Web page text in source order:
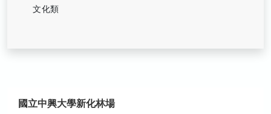
文化類
國立中興大學新化林場